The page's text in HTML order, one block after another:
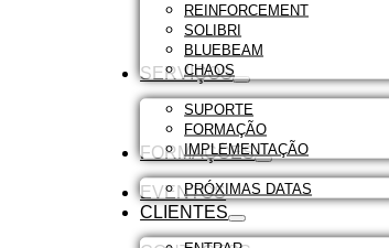
REINFORCEMENT
SOLIBRI
BLUEBEAM
CHAOS
SERVIÇOS
SUPORTE
FORMAÇÃO
IMPLEMENTAÇÃO
FORMAÇÕES
PRÓXIMAS DATAS
EVENTOS
CLIENTES